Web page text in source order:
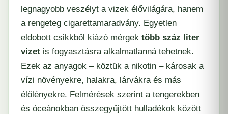
legnagyobb veszélyt a vizek élővilágára, hanem
a rengeteg cigarettamaradvány. Egyetlen
eldobott csikkből kiázó mérgek több száz liter
vizet is fogyasztásra alkalmatlanná tehetnek.
Ezek az anyagok – köztük a nikotin – károsak a
vízi növényekre, halakra, lárvákra és más
élőlényekre. Felmérések szerint a tengerekben
és óceánokban összegyűjtött hulladékok között